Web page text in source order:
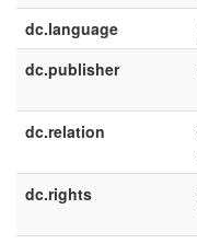
dc.language
dc.publisher
dc.relation
dc.rights